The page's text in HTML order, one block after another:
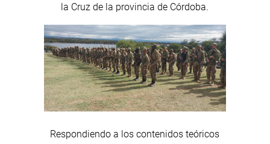
la Cruz de la provincia de Córdoba.
Respondiendo a los contenidos teóricos